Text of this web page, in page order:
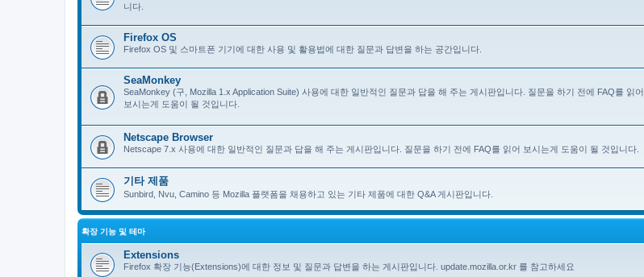
니다.
Firefox OS
Firefox OS 및 스마트폰 기기에 대한 사용 및 활용법에 대한 질문과 답변을 하는 공간입니다.
SeaMonkey
SeaMonkey (구, Mozilla 1.x Application Suite) 사용에 대한 일반적인 질문과 답을 해 주는 게시판입니다. 질문을 하기 전에 FAQ를 읽어
보시는게 도움이 될 것입니다.
Netscape Browser
Netscape 7.x 사용에 대한 일반적인 질문과 답을 해 주는 게시판입니다. 질문을 하기 전에 FAQ를 읽어 보시는게 도움이 될 것입니다.
기타 제품
Sunbird, Nvu, Camino 등 Mozilla 플랫폼을 채용하고 있는 기타 제품에 대한 Q&A 게시판입니다.
확장 기능 및 테마
Extensions
Firefox 확장 기능(Extensions)에 대한 정보 및 질문과 답변을 하는 게시판입니다. update.mozilla.or.kr 를 참고하세요